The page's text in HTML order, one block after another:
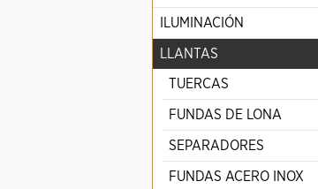
ILUMINACIÓN
LLANTAS
TUERCAS
FUNDAS DE LONA
SEPARADORES
FUNDAS ACERO INOX